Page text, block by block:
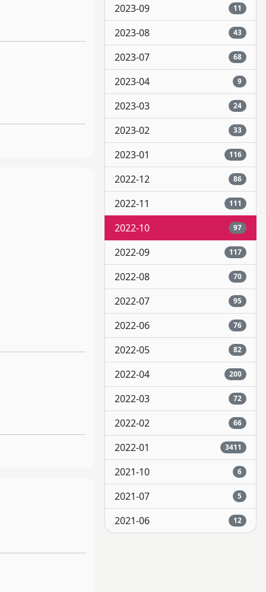
2023-09 11
2023-08 43
2023-07 68
2023-04 9
2023-03 24
2023-02 33
2023-01 116
2022-12 86
2022-11 111
2022-10 97
2022-09 117
2022-08 70
2022-07 95
2022-06 76
2022-05 82
2022-04 200
2022-03 72
2022-02 66
2022-01 3411
2021-10 6
2021-07 5
2021-06 12